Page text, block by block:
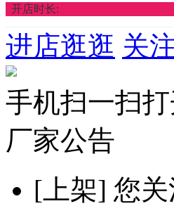
开店时长:
进店逛逛 关
手机扫一扫
厂家公告
[上架] 您